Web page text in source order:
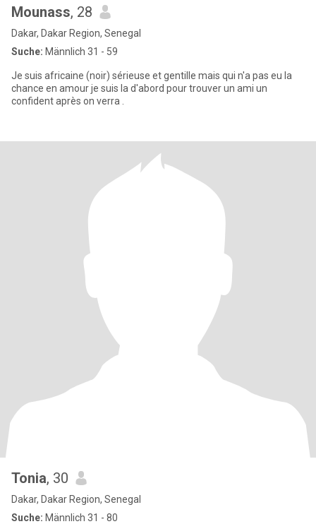
Mounass, 28
Dakar, Dakar Region, Senegal
Suche: Männlich 31 - 59
Je suis africaine (noir) sérieuse et gentille mais qui n'a pas eu la
chance en amour je suis la d'abord pour trouver un ami un
confident après on verra .
Tonia, 30
Dakar, Dakar Region, Senegal
Suche: Männlich 31 - 80